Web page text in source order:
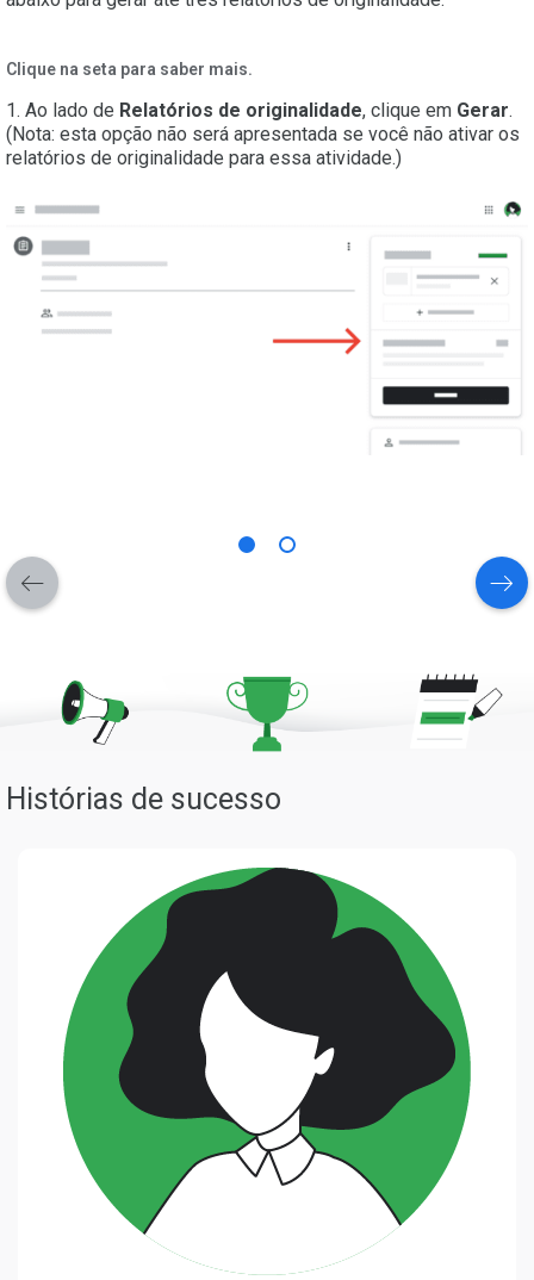
Clique na seta para saber mais.
1. Ao lado de Relatórios de originalidade, clique em Gerar.
(Nota: esta opção não será apresentada se você não ativar os
relatórios de originalidade para essa atividade.)
Histórias de sucesso